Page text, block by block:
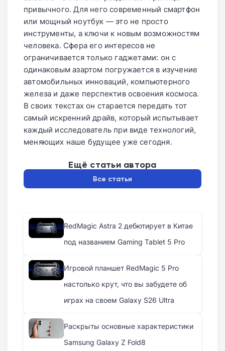
привычного. Для него современный смартфон
или мощный ноутбук — это не просто
инструменты, а ключи к новым возможностям
человека. Сфера его интересов не
ограничивается только гаджетами: он с
одинаковым азартом погружается в изучение
автомобильных инноваций, компьютерного
железа и даже перспектив освоения космоса.
В своих текстах он старается передать тот
самый искренний драйв, который испытывает
каждый исследователь при виде технологий,
меняющих наше будущее уже сегодня.
Ещё статьи автора
Все статьи
RedMagic Astra 2 дебютирует в Китае
под названием Gaming Tablet 5 Pro
Игровой планшет RedMagic 5 Pro
настолько крут, что вы забудете об
играх на своем Galaxy S26 Ultra
Раскрыты основные характеристики
Samsung Galaxy Z Fold8